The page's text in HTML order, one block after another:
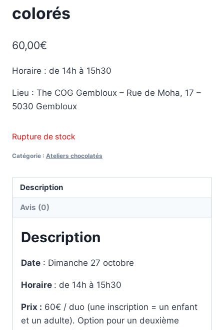
colorés
60,00€
Horaire : de 14h à 15h30
Lieu : The COG Gembloux – Rue de Moha, 17 –
5030 Gembloux
Rupture de stock
Catégorie : Ateliers chocolatés
Description
Avis (0)
Description
Date : Dimanche 27 octobre
Horaire : de 14h à 15h30
Prix : 60€ / duo (une inscription = un enfant
et un adulte). Option pour un deuxième